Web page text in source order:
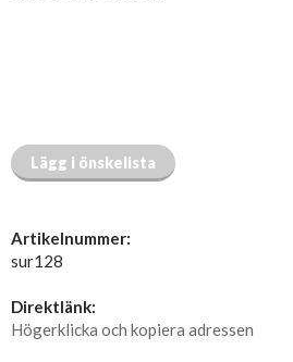
Lägg i önskelista
Artikelnummer:
sur128
Direktlänk:
Högerklicka och kopiera adressen